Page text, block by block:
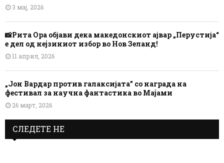
3 мај, 2026
📸Рита Ора објави дека македонскиот ајвар „Перустија“
е дел од нејзиниот избор во Нов Зеланд!
11 април, 2026
„Јон Вардар против галаксијата” со награда на
фестивал за научна фантастика во Мајами
26 март, 2026
СЛЕДЕТЕ НЕ